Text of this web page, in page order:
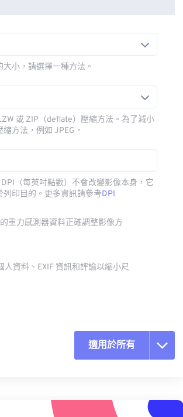
小，請選擇一種方法。
或 ZIP（deflate）壓縮方法。為了減小
方法，例如 JPEG。
（每英吋點數）不會改變影像本身，它
印目的。更多資訊請參考DPI
重力感測器資料正確調整影像方
人資料、EXIF 資訊和評論以縮小尺
適用於所有
應用預設